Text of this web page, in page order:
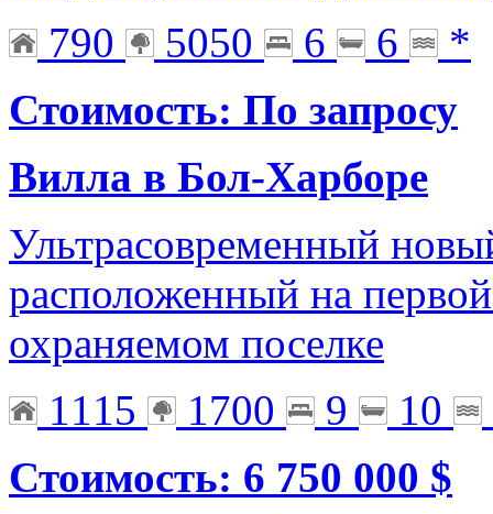
790
5050 6 6
*
Стоимость: По запросу
Вилла в Бол-Харборе
Ультрасовременный
расположенный на
охраняемом поселке
1115
1700 9
10
Стоимость: 6 750 000 $